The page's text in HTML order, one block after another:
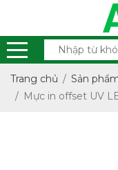
Trang chủ Sản
Mực in offset UV